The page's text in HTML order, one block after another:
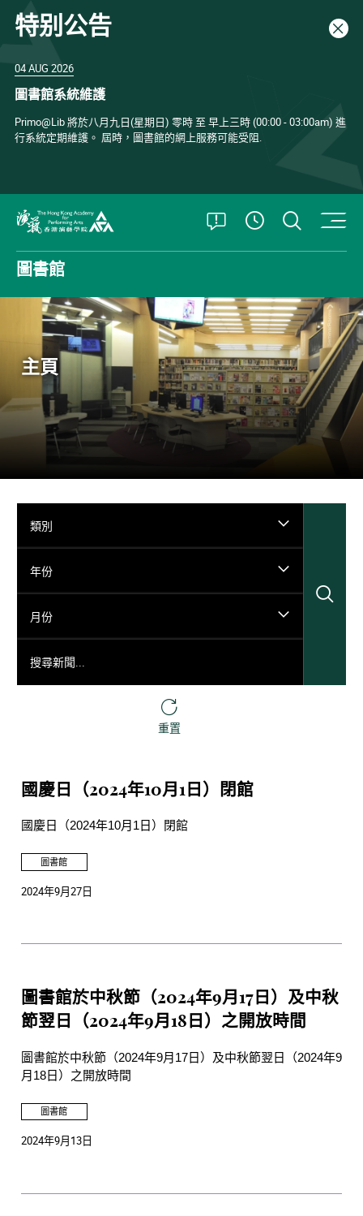
特别公告 關閉
04 AUG 2026
圖書館系統維護
Primo@Lib 將於八月九日(星期日) 零時 至 早上三時 (00:00 - 03:00am) 進
行系統定期維護。 屆時，圖書館的網上服務可能受阻.
打開特別公告
查看開放時
打開
圖書館
主頁
類別
年份
月份
重置
國慶日（2024年10月1日）閉館
國慶日（2024年10月1日）閉館
圖書館
2024年9月27日
圖書館於中秋節（2024年9月17日）及中秋
節翌日（2024年9月18日）之開放時間
圖書館於中秋節（2024年9月17日）及中秋節翌日（2024年9
月18日）之開放時間
圖書館
2024年9月13日